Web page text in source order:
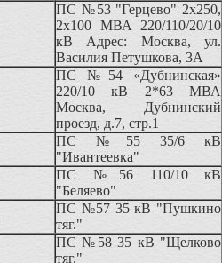
ПС №53 "Герцево" 2х250,
2х100 МВА 220/110/20/10
кВ Адрес: Москва, ул.
Василия Петушкова, 3А
ПС №54 «Дубнинская»
220/10 кВ 2*63 МВА
Москва, Дубнинский
проезд, д.7, стр.1
ПС №55 35/6 кВ
"Ивантеевка"
ПС №56 110/10 кВ
"Беляево"
ПС №57 35 кВ "Пушкино
тяг."
ПС №58 35 кВ "Щелково
тяг."